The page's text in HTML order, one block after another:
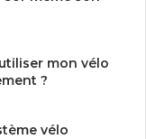
mon vélo
?
vélo